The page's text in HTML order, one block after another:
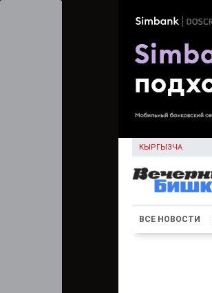
КЫРГЫЗЧА
ВСЕ НОВОСТИ